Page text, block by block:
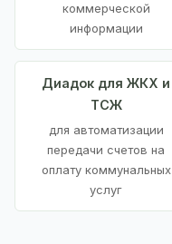
коммерческой
информации
Диадок для ЖКХ и
ТСЖ
для автоматизации
передачи счетов на
оплату коммунальных
услуг